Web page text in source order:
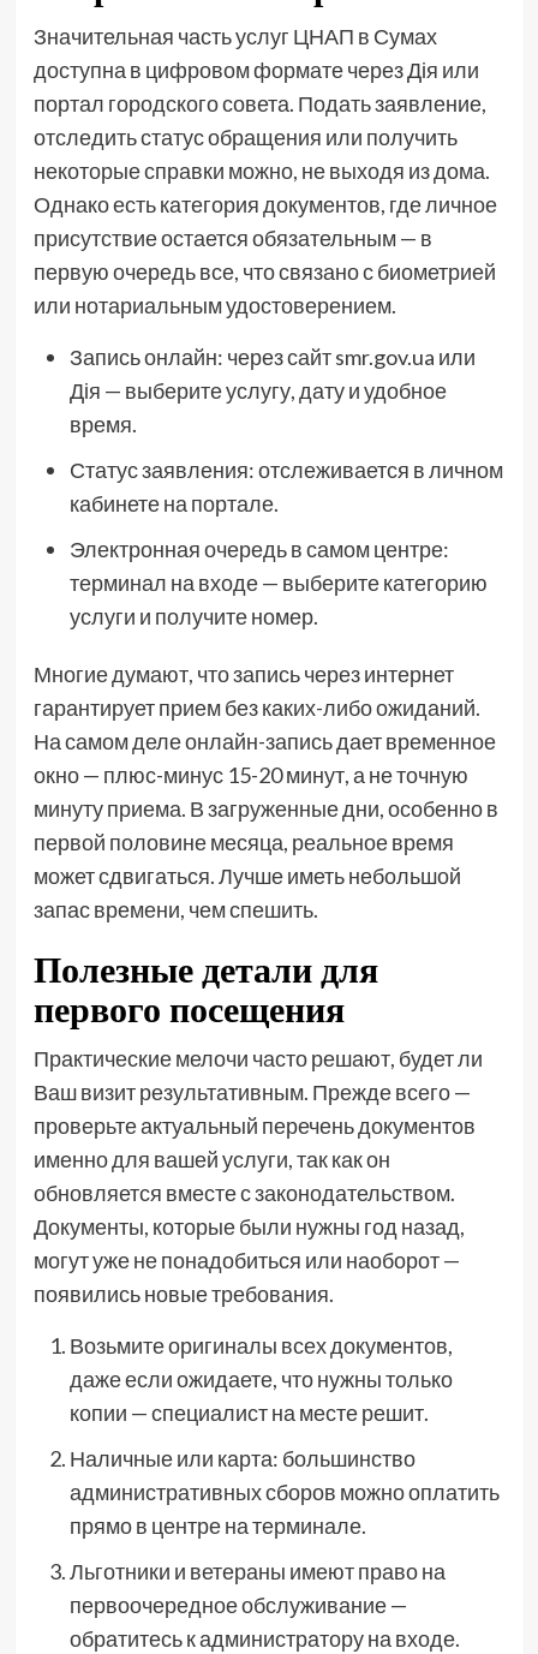
Значительная часть услуг ЦНАП в Сумах
доступна в цифровом формате через Дія или
портал городского совета. Подать заявление,
отследить статус обращения или получить
некоторые справки можно, не выходя из дома.
Однако есть категория документов, где личное
присутствие остается обязательным — в
первую очередь все, что связано с биометрией
или нотариальным удостоверением.
Запись онлайн: через сайт smr.gov.ua или
Дія — выберите услугу, дату и удобное
время.
Статус заявления: отслеживается в личном
кабинете на портале.
Электронная очередь в самом центре:
терминал на входе — выберите категорию
услуги и получите номер.
Многие думают, что запись через интернет
гарантирует прием без каких-либо ожиданий.
На самом деле онлайн-запись дает временное
окно — плюс-минус 15-20 минут, а не точную
минуту приема. В загруженные дни, особенно в
первой половине месяца, реальное время
может сдвигаться. Лучше иметь небольшой
запас времени, чем спешить.
Полезные детали для
первого посещения
Практические мелочи часто решают, будет ли
Ваш визит результативным. Прежде всего —
проверьте актуальный перечень документов
именно для вашей услуги, так как он
обновляется вместе с законодательством.
Документы, которые были нужны год назад,
могут уже не понадобиться или наоборот —
появились новые требования.
Возьмите оригиналы всех документов,
даже если ожидаете, что нужны только
копии — специалист на месте решит.
Наличные или карта: большинство
административных сборов можно оплатить
прямо в центре на терминале.
Льготники и ветераны имеют право на
первоочередное обслуживание —
обратитесь к администратору на входе.